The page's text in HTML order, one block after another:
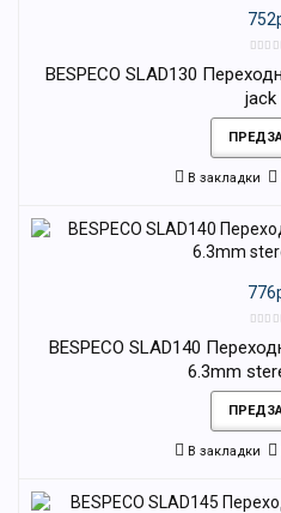
BESPECO SLAD130
jack
В закладки
BESPECO SLAD140
6.3mm
В закладки